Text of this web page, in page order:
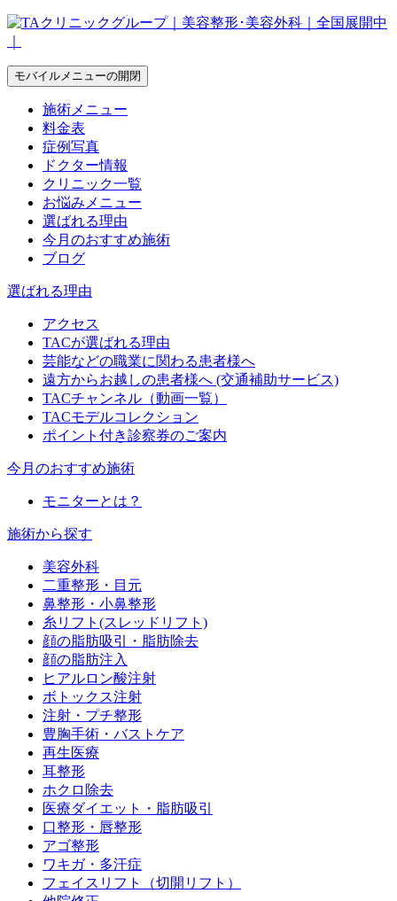
モバイルメニューの開閉
施術メニュー
料金表
症例写真
ドクター情報
クリニック一覧
お悩みメニュー
選ばれる理由
今月のおすすめ施術
ブログ
選ばれる理由
アクセス
TACが選ばれる理由
芸能などの職業に関わる患者様へ
遠方からお越しの患者様へ (交通補助サービス)
TACチャンネル（動画一覧）
TACモデルコレクション
ポイント付き診察券のご案内
今月のおすすめ施術
モニターとは？
施術から探す
美容外科
二重整形・目元
鼻整形・小鼻整形
糸リフト(スレッドリフト)
顔の脂肪吸引・脂肪除去
顔の脂肪注入
ヒアルロン酸注射
ボトックス注射
注射・プチ整形
豊胸手術・バストケア
再生医療
耳整形
ホクロ除去
医療ダイエット・脂肪吸引
口整形・唇整形
アゴ整形
ワキガ・多汗症
フェイスリフト（切開リフト）